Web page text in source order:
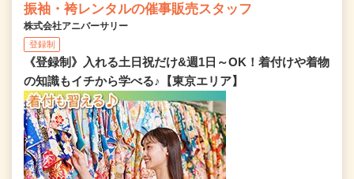
振袖・袴レンタルの催事販売スタッフ
株式会社アニバーサリー
登録制
《登録制》入れる土日祝だけ&週1日～OK！着付けや着物
の知識もイチから学べる♪【東京エリア】